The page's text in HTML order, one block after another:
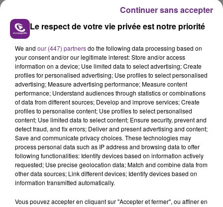
VENEZ FÊTER CE WEEK-END
L'ANNIVERSAIRE DE WOINIC
Ce samedi 8 août sera un grand jour :
l'anniversaire du plus gros sanglier du monde.
Une fête est donc organisée et vous êtes tous
conviés !
TITRES DIFFUSÉS
14h33
14h33 14h27
14h27
Le respect de votre vie privée est notre priorité
We and our (447) partnersdo the following data processing based on
your consent and/or our legitimate interest: Store and/or access
information on a device; Use limited data to select advertising; Create
profiles for personalised advertising; Use profiles to select personalised
advertising; Measure advertising performance; Measure content
performance; Understand audiences through statistics or combinations
of data from different sources; Develop and improve services; Create
profiles to personalise content; Use profiles to select personalised
content; Use limited data to select content; Ensure security, prevent and
detect fraud, and fix errors; Deliver and present advertising and content;
Save and communicate privacy choices. These technologies may
process personal data such as IP address and browsing data to offer
following functionalities: Identify devices based on information actively
requested; Use precise geolocation data; Match and combine data from
other data sources; Link different devices; Identify devices based on
information transmitted automatically.
Vous pouvez accepter en cliquant sur "Accepter et fermer", ou affiner en
Continuer sans accepter